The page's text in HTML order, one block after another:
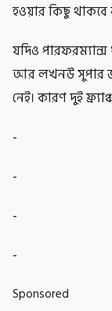
হওয়ার কিছু থাকবে
যদিও পারফরম্যান্স
আর লখনউ সুপার
নেই। কারণ দুই
-
-
-
-
Sponsored